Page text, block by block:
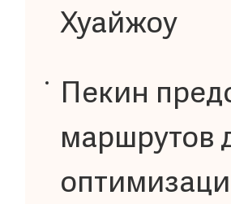
Хуайжоу
Пекин
маршрутов